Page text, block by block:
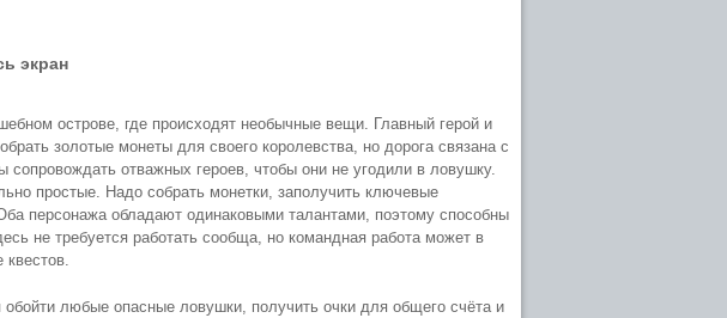
экран
острове, где происходят необычные вещи. Главный герой и
золотые монеты для своего королевства, но дорога связана с
отважных героев, чтобы они не угодили в ловушку.
простые. Надо собрать монетки, заполучить ключевые
персонажа обладают одинаковыми талантами, поэтому способны
не требуется работать сообща, но командная работа может в
квестов.
обойти любые опасные ловушки, получить очки для общего счёта и